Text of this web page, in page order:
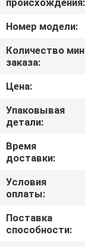
ФАБРИКИ
ПРОВЕРКА
КАЧЕСТВА
МЫ
БЛОГ
СПРОСИТЕ
происхождения:
Номер модели:
Количество мин
заказа:
Цена:
Упаковывая
детали:
Время
доставки:
Условия
оплаты:
Поставка
способности: